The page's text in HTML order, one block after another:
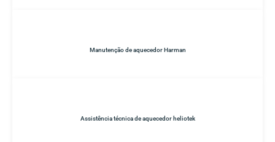
Manutenção de aquecedor Harman
Assistência técnica de aquecedor heliotek